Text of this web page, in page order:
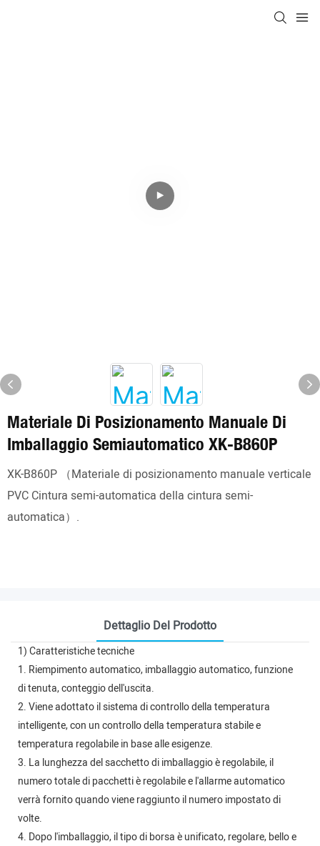
Materiale Di Posizionamento Manuale Di
Imballaggio Semiautomatico XK-B860P
XK-B860P （Materiale di posizionamento manuale verticale
PVC Cintura semi-automatica della cintura semi-
automatica）.
Dettaglio Del Prodotto
1) Caratteristiche tecniche
1. Riempimento automatico, imballaggio automatico, funzione
di tenuta, conteggio dell'uscita.
2. Viene adottato il sistema di controllo della temperatura
intelligente, con un controllo della temperatura stabile e
temperatura regolabile in base alle esigenze.
3. La lunghezza del sacchetto di imballaggio è regolabile, il
numero totale di pacchetti è regolabile e l'allarme automatico
verrà fornito quando viene raggiunto il numero impostato di
volte.
4. Dopo l'imballaggio, il tipo di borsa è unificato, regolare, bello e